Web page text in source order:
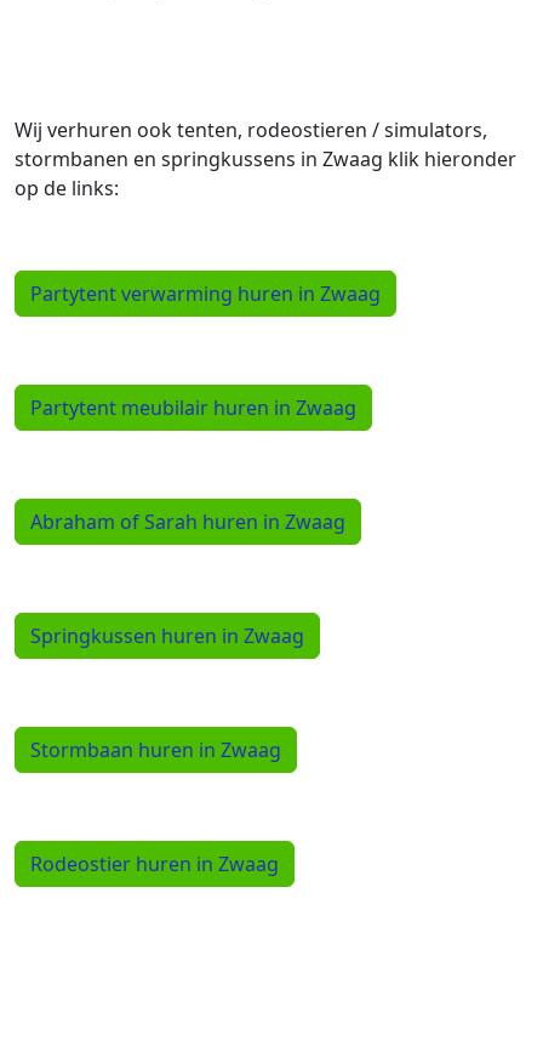
Wij verhuren ook tenten, rodeostieren / simulators,
stormbanen en springkussens in Zwaag klik hieronder
op de links:
Partytent verwarming huren in Zwaag
Partytent meubilair huren in Zwaag
Abraham of Sarah huren in Zwaag
Springkussen huren in Zwaag
Stormbaan huren in Zwaag
Rodeostier huren in Zwaag